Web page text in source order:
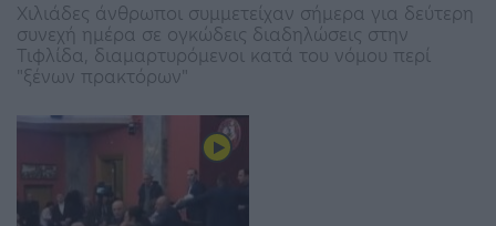
Χιλιάδες άνθρωποι συμμετείχαν σήμερα για δεύτερη
συνεχή ημέρα σε ογκώδεις διαδηλώσεις στην
Τιφλίδα, διαμαρτυρόμενοι κατά του νόμου περί
"ξένων πρακτόρων"